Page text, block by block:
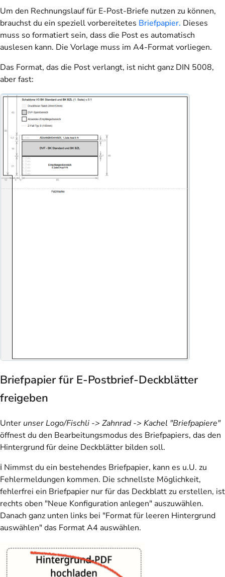
Um den Rechnungslauf für E-Post-Briefe nutzen zu können,
brauchst du ein speziell vorbereitetes Briefpapier. Dieses
muss so formatiert sein, dass die Post es automatisch
auslesen kann. Die Vorlage muss im A4-Format vorliegen.
Das Format, das die Post verlangt, ist nicht ganz DIN 5008,
aber fast:
Briefpapier für E-Postbrief-Deckblätter
freigeben
Unter unser Logo/Fischli -> Zahnrad -> Kachel "Briefpapiere"
öffnest du den Bearbeitungsmodus des Briefpapiers, das den
Hintergrund für deine Deckblätter bilden soll.
ℹ️ Nimmst du ein bestehendes Briefpapier, kann es u.U. zu
Fehlermeldungen kommen. Die schnellste Möglichkeit,
fehlerfrei ein Briefpapier nur für das Deckblatt zu erstellen, ist
rechts oben "Neue Konfiguration anlegen" auszuwählen.
Danach ganz unten links bei "Format für leeren Hintergrund
auswählen" das Format A4 auswählen.